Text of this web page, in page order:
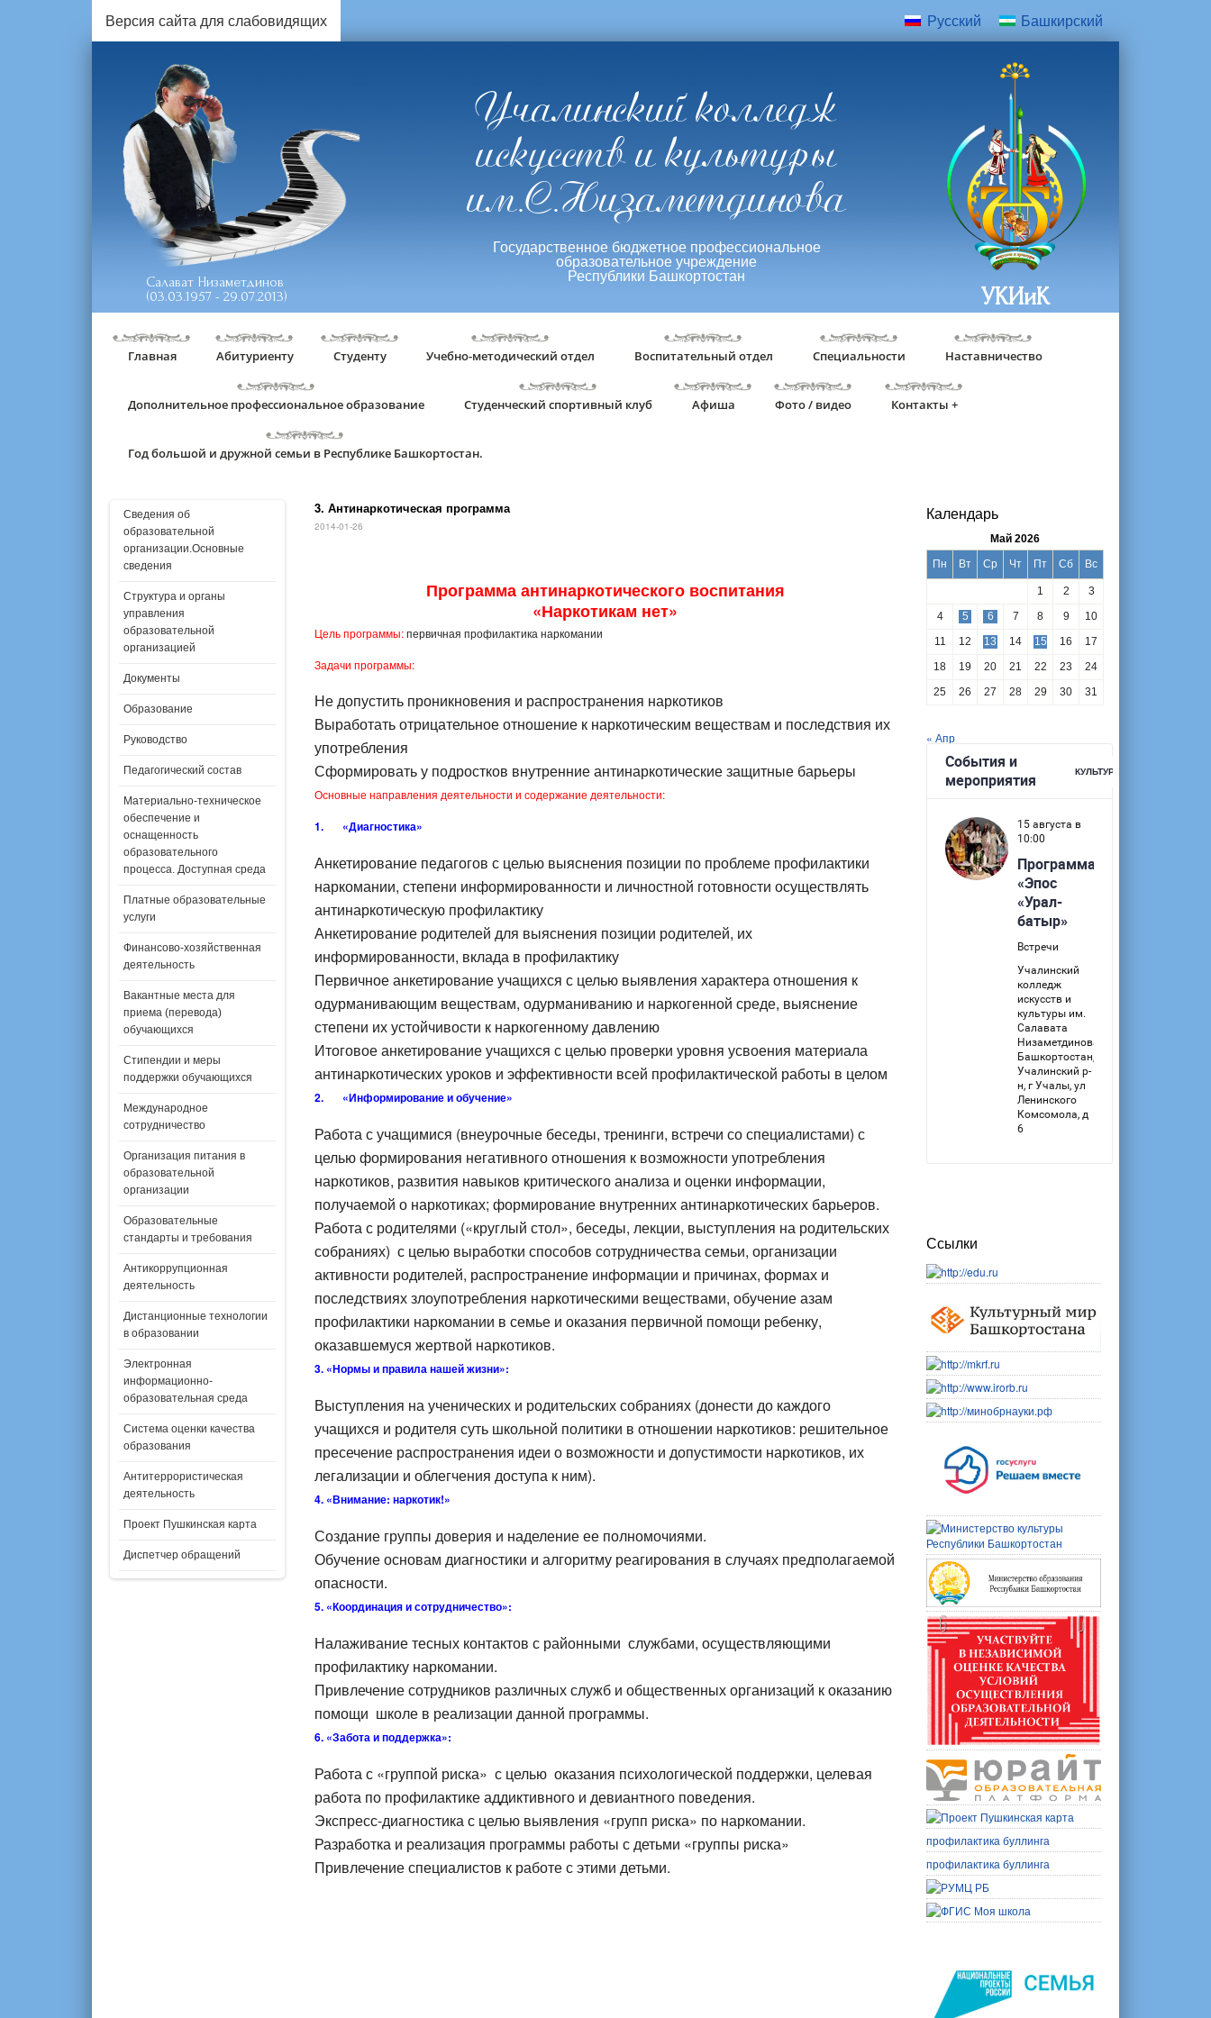
Версия сайта для слабовидящих Русский Башкирский
Салават Низаметдинов
(03.03.1957 - 29.07.2013)
Учалинский колледж
искусств и культуры
им.С.Низаметдинова
Государственное бюджетное профессиональное
образовательное учреждение
Республики Башкортостан
УКИиК
Главная Абитуриенту Студенту Учебно-методический отдел Воспитательный отдел Специальности Наставничество
Дополнительное профессиональное образование Студенческий спортивный клуб Афиша Фото / видео Контакты +
Год большой и дружной семьи в Республике Башкортостан.
Сведения об
образовательной
организации.Основные
сведения
Структура и органы
управления
образовательной
организацией
Документы
Образование
Руководство
Педагогический состав
Материально-техническое
обеспечение и
оснащенность
образовательного
процесса. Доступная среда
Платные образовательные
услуги
Финансово-хозяйственная
деятельность
Вакантные места для
приема (перевода)
обучающихся
Стипендии и меры
поддержки обучающихся
Международное
сотрудничество
Организация питания в
образовательной
организации
Образовательные
стандарты и требования
Антикоррупционная
деятельность
Дистанционные технологии
в образовании
Электронная
информационно-
образовательная среда
Система оценки качества
образования
Антитеррористическая
деятельность
Проект Пушкинская карта
Диспетчер обращений
3. Антинаркотическая программа
2014-01-26
Программа антинаркотического воспитания
«Наркотикам нет»
Цель программы:первичная профилактика наркомании
Задачи программы:
Не допустить проникновения и распространения наркотиков
Выработать отрицательное отношение к наркотическим веществам и последствия их
употребления
Сформировать у подростков внутренние антинаркотические защитные барьеры
Основные направления деятельности и содержание деятельности:
1. «Диагностика»
Анкетирование педагогов с целью выяснения позиции по проблеме профилактики
наркомании, степени информированности и личностной готовности осуществлять
антинаркотическую профилактику
Анкетирование родителей для выяснения позиции родителей, их
информированности, вклада в профилактику
Первичное анкетирование учащихся с целью выявления характера отношения к
одурманивающим веществам, одурманиванию и наркогенной среде, выяснение
степени их устойчивости к наркогенному давлению
Итоговое анкетирование учащихся с целью проверки уровня усвоения материала
антинаркотических уроков и эффективности всей профилактической работы в целом
2. «Информирование и обучение»
Работа с учащимися (внеурочные беседы, тренинги, встречи со специалистами) с
целью формирования негативного отношения к возможности употребления
наркотиков, развития навыков критического анализа и оценки информации,
получаемой о наркотиках; формирование внутренних антинаркотических барьеров.
Работа с родителями («круглый стол», беседы, лекции, выступления на родительских
собраниях) с целью выработки способов сотрудничества семьи, организации
активности родителей, распространение информации и причинах, формах и
последствиях злоупотребления наркотическими веществами, обучение азам
профилактики наркомании в семье и оказания первичной помощи ребенку,
оказавшемуся жертвой наркотиков.
3. «Нормы и правила нашей жизни»:
Выступления на ученических и родительских собраниях (донести до каждого
учащихся и родителя суть школьной политики в отношении наркотиков: решительное
пресечение распространения идеи о возможности и допустимости наркотиков, их
легализации и облегчения доступа к ним).
4. «Внимание: наркотик!»
Создание группы доверия и наделение ее полномочиями.
Обучение основам диагностики и алгоритму реагирования в случаях предполагаемой
опасности.
5. «Координация и сотрудничество»:
Налаживание тесных контактов с районными службами, осуществляющими
профилактику наркомании.
Привлечение сотрудников различных служб и общественных организаций к оказанию
помощи школе в реализации данной программы.
6. «Забота и поддержка»:
Работа с «группой риска» с целью оказания психологической поддержки, целевая
работа по профилактике аддиктивного и девиантного поведения.
Экспресс-диагностика с целью выявления «групп риска» по наркомании.
Разработка и реализация программы работы с детьми «группы риска»
Привлечение специалистов к работе с этими детьми.
Календарь
Май 2026
Пн
Вт Ср Чт Пт Сб Вс
1 2
3
4
5 6 7 8 9
10
11
12 13 14 15 16
17
18
19 20 21 22 23
24
25
26 27 28 29 30 31
« Апр
Ссылки
профилактика буллинга
профилактика буллинга